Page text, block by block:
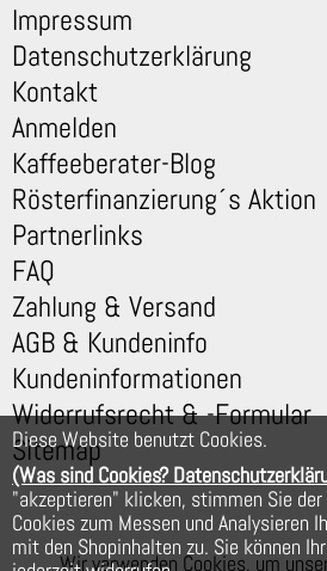
Diese Website benutzt Cookies.
(Was sind Cookies?
"akzeptieren" klicken, stimmen Sie der
Cookies zum Messen und Analysieren
mit den Shopinhalten zu. Sie können
Impressum
Datenschutzerklärung
Kontakt
Anmelden
Kaffeeberater-Blog
Rösterfinanzierung´s Aktion
Partnerlinks
FAQ
Zahlung & Versand
AGB & Kundeninfo
Kundeninformationen
Widerrufsrecht & -Formular
Sitemap
Wir verwenden Cookies, um